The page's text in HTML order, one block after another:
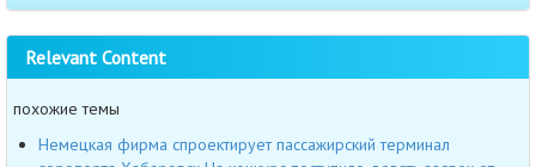
Relevant Content
похожие темы
Немецкая фирма спроектирует пассажирский терминал